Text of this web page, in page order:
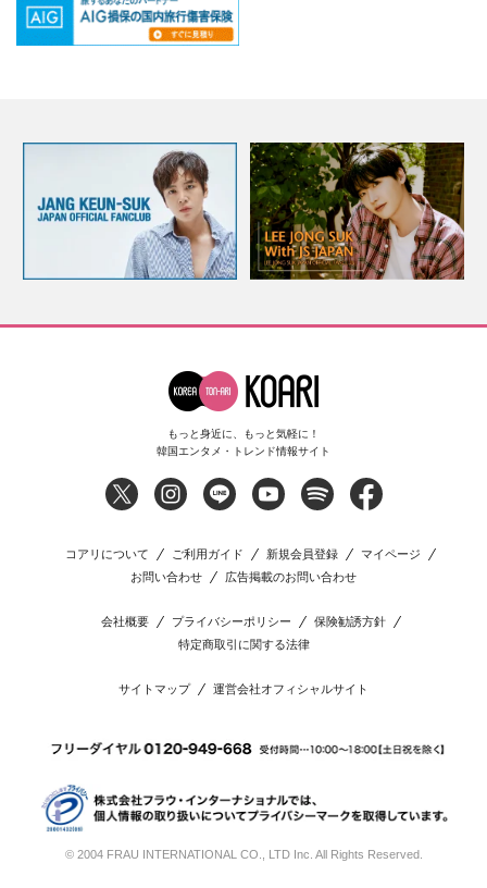
もっと身近に、もっと気軽に！
韓国エンタメ・トレンド情報サイト
コアリについて ご利用ガイド 新規会員登録
マイページ
お問い合わせ
広告掲載のお問い合わせ
会社概要 プライバシーポリシー
保険勧誘方針
特定商取引に関する法律
サイトマップ 運営会社オフィシャルサイト
© 2004 FRAU INTERNATIONAL CO., LTD Inc. All Rights Reserved.